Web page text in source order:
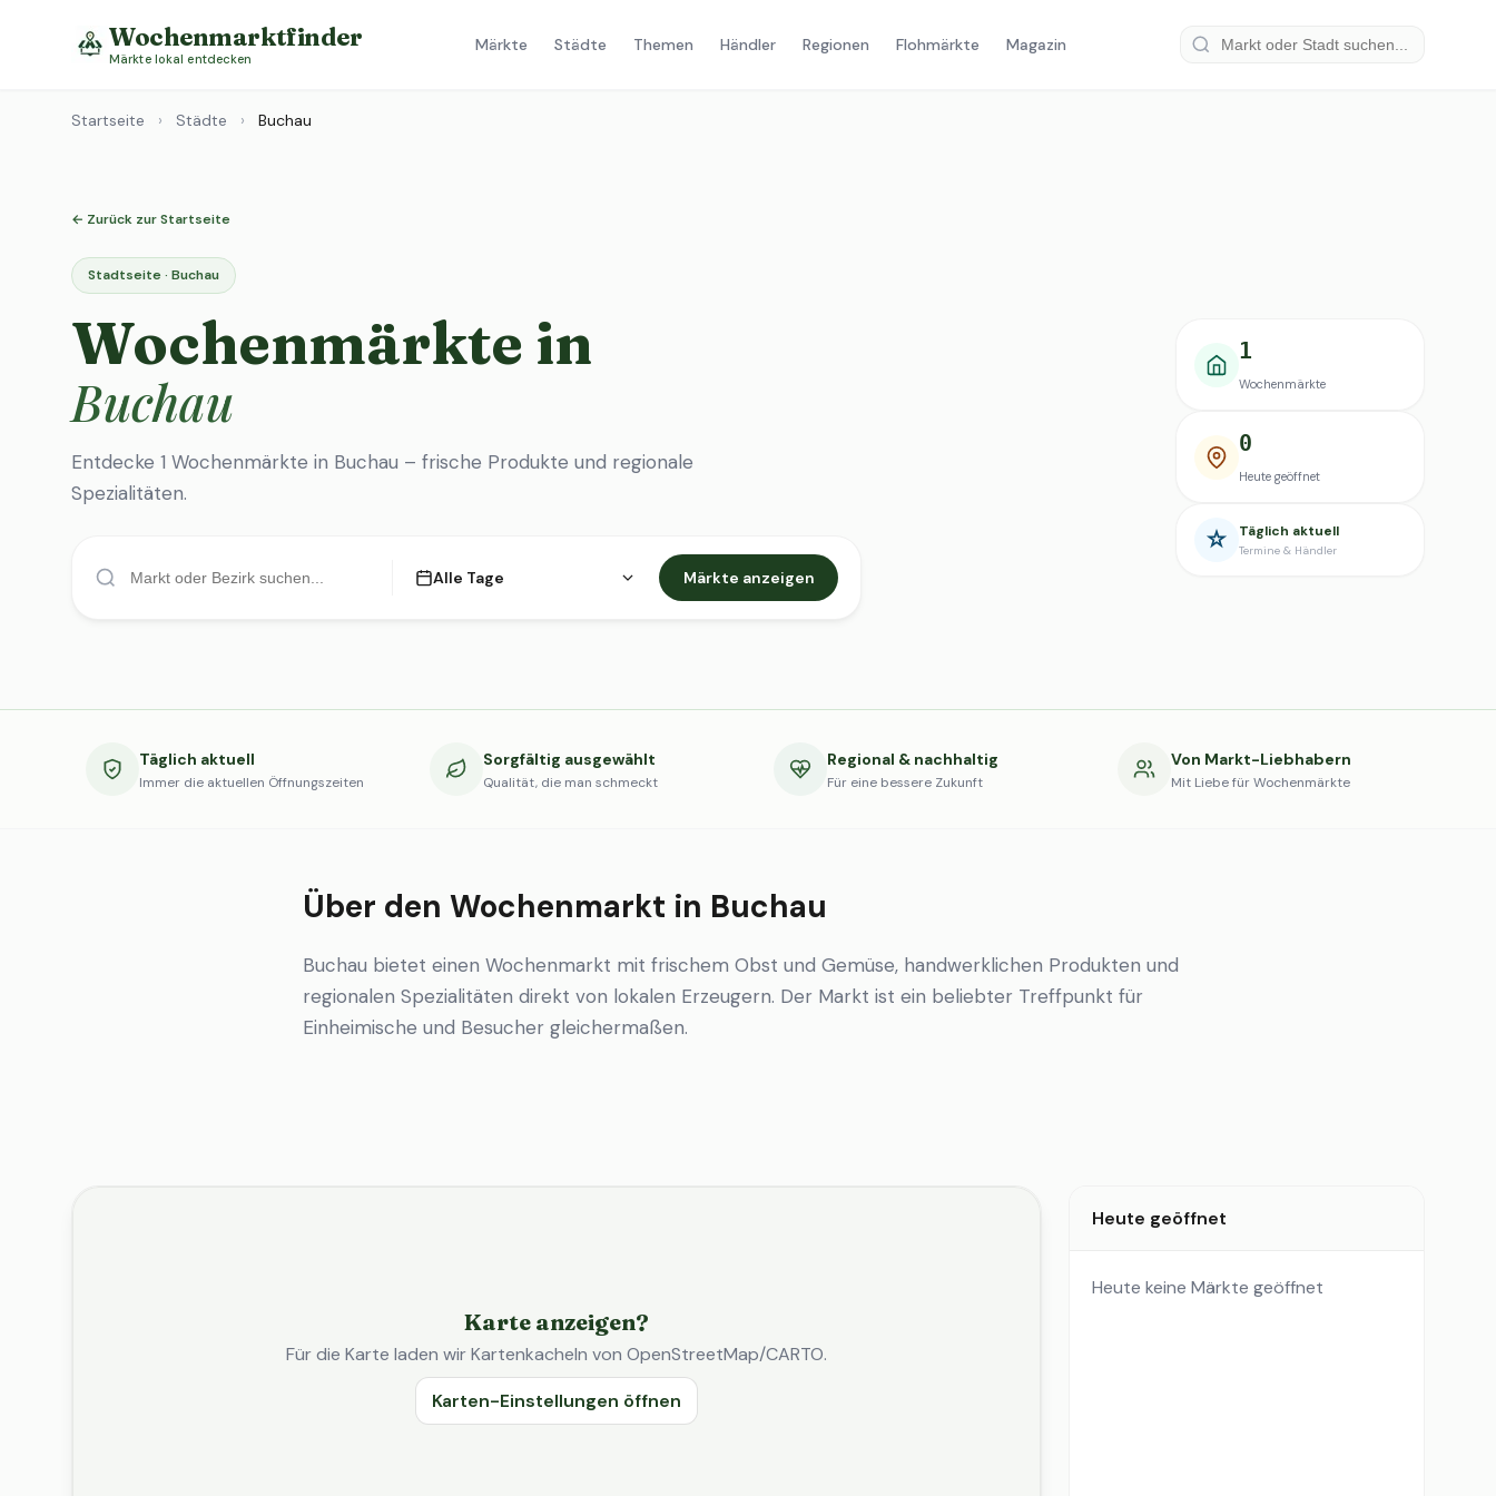
Wochenmarktfinder
Märkte lokal entdecken
Märkte Städte Themen Händler Regionen Flohmärkte Magazin
Startseite › Städte › Buchau
← Zurück zur Startseite
Stadtseite · Buchau
Wochenmärkte in
Buchau
Entdecke 1 Wochenmärkte in Buchau – frische Produkte und regionale
Spezialitäten.
Alle Tage Märkte anzeigen
1
Wochenmärkte
0
Heute geöffnet
Täglich aktuell
Termine & Händler
Täglich aktuell
Immer die aktuellen Öffnungszeiten
Sorgfältig ausgewählt
Qualität, die man schmeckt
Regional & nachhaltig
Für eine bessere Zukunft
Von Markt-Liebhabern
Mit Liebe für Wochenmärkte
Über den Wochenmarkt in Buchau
Buchau bietet einen Wochenmarkt mit frischem Obst und Gemüse, handwerklichen Produkten und
regionalen Spezialitäten direkt von lokalen Erzeugern. Der Markt ist ein beliebter Treffpunkt für
Einheimische und Besucher gleichermaßen.
Karte anzeigen?
Für die Karte laden wir Kartenkacheln von OpenStreetMap/CARTO.
Karten-Einstellungen öffnen
Heute geöffnet
Heute keine Märkte geöffnet